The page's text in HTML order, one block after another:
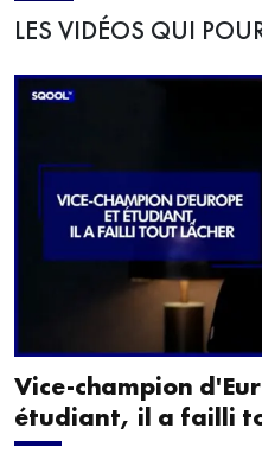
LES VIDÉOS QUI
Vice-champion
étudiant, il a failli